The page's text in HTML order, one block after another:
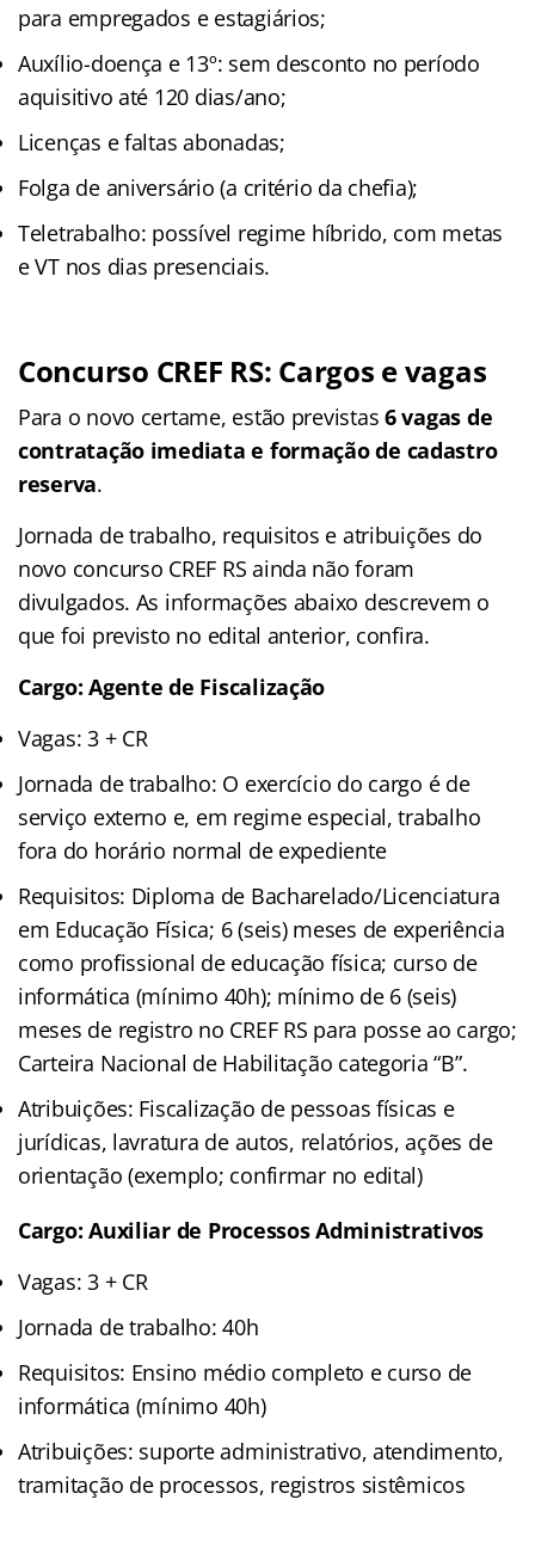
para empregados e estagiários;
Auxílio-doença e 13º: sem desconto no período
aquisitivo até 120 dias/ano;
Licenças e faltas abonadas;
Folga de aniversário (a critério da chefia);
Teletrabalho: possível regime híbrido, com metas
e VT nos dias presenciais.
Concurso CREF RS: Cargos e vagas
Para o novo certame, estão previstas6 vagas de
contratação imediata e formação de cadastro
reserva.
Jornada de trabalho, requisitos e atribuições do
novo concurso CREF RS ainda não foram
divulgados. As informações abaixo descrevem o
que foi previsto no edital anterior, confira.
Cargo: Agente de Fiscalização
Vagas: 3 + CR
Jornada de trabalho: O exercício do cargo é de
serviço externo e, em regime especial, trabalho
fora do horário normal de expediente
Requisitos: Diploma de Bacharelado/Licenciatura
em Educação Física; 6 (seis) meses de experiência
como profissional de educação física; curso de
informática (mínimo 40h); mínimo de 6 (seis)
meses de registro no CREF RS para posse ao cargo;
Carteira Nacional de Habilitação categoria “B”.
Atribuições: Fiscalização de pessoas físicas e
jurídicas, lavratura de autos, relatórios, ações de
orientação (exemplo; confirmar no edital)
Cargo: Auxiliar de Processos Administrativos
Vagas: 3 + CR
Jornada de trabalho: 40h
Requisitos: Ensino médio completo e curso de
informática (mínimo 40h)
Atribuições: suporte administrativo, atendimento,
tramitação de processos, registros sistêmicos